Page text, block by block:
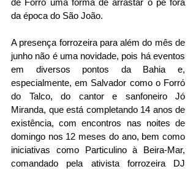
de Forró uma forma de arrastar o pé fora
da época do São João.
A presença forrozeira para além do mês de
junho não é uma novidade, pois há eventos
em diversos pontos da Bahia e,
especialmente, em Salvador como o Forró
do Talco, do cantor e sanfoneiro Jó
Miranda, que está completando 14 anos de
existência, com encontros nas noites de
domingo nos 12 meses do ano, bem como
iniciativas como Particulino à Beira-Mar,
comandado pela ativista forrozeira DJ